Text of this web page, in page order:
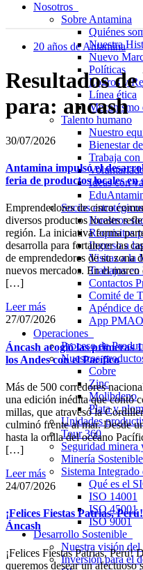
Nosotros
Sobre Antamina
Quiénes
Nuestra
Nuevo
Políticas
Logros y
Línea ética
Mecanismo
Talento humano
Nuestro
Bienestar
Trabaja con
Ideas con
Socios estratégicos
Nuestros
Requisitos
Ingreso a
Visitas a la
Trabajos
Contactos
Comité de
Apéndice
App PMAO
Operaciones
Proceso de
Nuestros
Cobre
Zinc
Molibdeno
Plata y
Unidades
Tour 360
Seguridad minera
Minería Sostenible
Sistema Integrado
Qué es el
ISO 14001
ISO 45001
ISO 9001
Desarrollo Sostenible
Nuestra visión
Inversión para el
20 años de Antamina
Resultados
para: ancash
30/07/2026
Antamina impulsó el
feria de productos locales
Emprendedores de cinco
diversos productos locales
región. La iniciativa forma
desarrolla para fortalecer las
de emprendedores de su zona
nuevos mercados. En el
[…]
Leer más
27/07/2026
Áncash acogió las primeras
los Andes con el Pacífico
Más de 500 corredores
una edición inédita que contó
millas, que atravesó la
culminó frente al mar. Desde
hasta la orilla del océano
[…]
Leer más
24/07/2026
¡Felices Fiestas Patrias,
Áncash
¡Felices Fiestas Patrias, Perú!
queremos desear un afectuoso